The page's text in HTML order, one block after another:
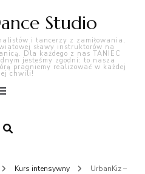
Studio
i tancerzy z zamiłowania,
sławy instruktorów na
Dla każdego z nas TANIEC
jesteśmy zgodni: to nasza
pragniemy realizować w każdej
chwili!
Kurs intensywny
UrbanKiz –